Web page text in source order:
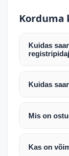
Korduma
Kuidas
Pärast
AUTH
Domeeni
tööpäeva.
posti teel
Kuidas
Pärast ostu
enda
Mis on
Ostuga
Kas on